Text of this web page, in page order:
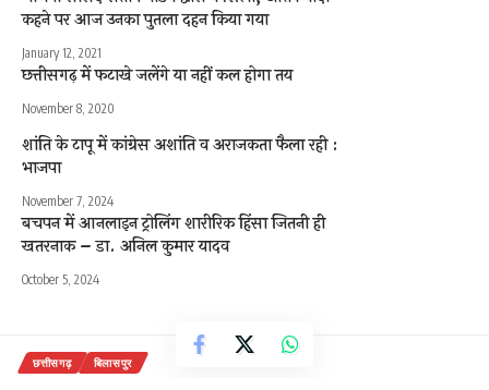
कहने पर आज उनका पुतला दहन किया गया
January 12, 2021
छत्तीसगढ़ में फटाखे जलेंगे या नहीं कल होगा तय
November 8, 2020
शांति के टापू में कांग्रेस अशांति व अराजकता फैला रही :
भाजपा
November 7, 2024
बचपन में आनलाइन ट्रोलिंग शारीरिक हिंसा जितनी ही
खतरनाक – डा. अनिल कुमार यादव
October 5, 2024
छत्तीसगढ़ बिलासपुर